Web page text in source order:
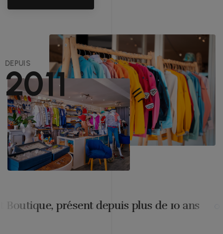
DEPUIS
2011
présent depuis plus de 10 ans Les